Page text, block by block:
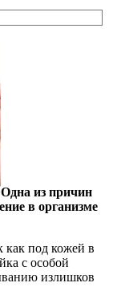
Одна из причин
в организме
как под кожей в
с особой
излишков